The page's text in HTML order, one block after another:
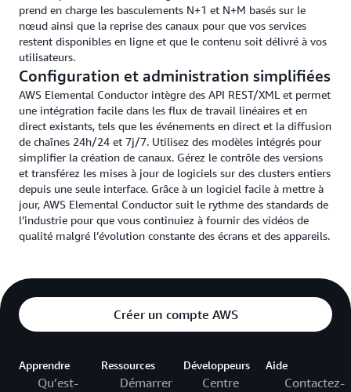
prend en charge les basculements N+1 et N+M basés sur le
nœud ainsi que la reprise des canaux pour que vos services
restent disponibles en ligne et que le contenu soit délivré à vos
utilisateurs.
Configuration et administration simplifiées
AWS Elemental Conductor intègre des API REST/XML et permet
une intégration facile dans les flux de travail linéaires et en
direct existants, tels que les événements en direct et la diffusion
de chaînes 24h/24 et 7j/7. Utilisez des modèles intégrés pour
simplifier la création de canaux. Gérez le contrôle des versions
et transférez les mises à jour de logiciels sur des clusters entiers
depuis une seule interface. Grâce à un logiciel facile à mettre à
jour, AWS Elemental Conductor suit le rythme des standards de
l’industrie pour que vous continuiez à fournir des vidéos de
qualité malgré l’évolution constante des écrans et des appareils.
Créer un compte AWS
Apprendre
Qu’est-
Ressources
Démarrer
Développeurs
Centre
Aide
Contactez-